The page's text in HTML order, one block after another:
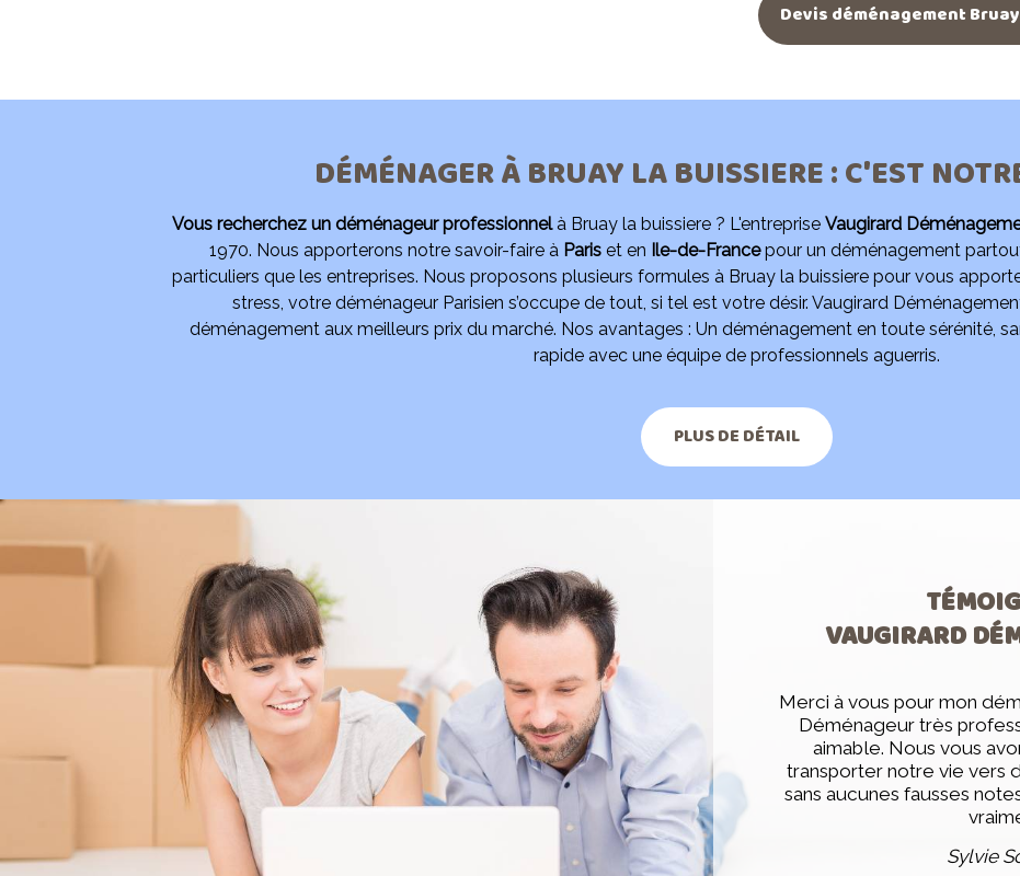
Devis déménagement
DÉMÉNAGER À BRUAY LA BUISSIERE : C'EST
Vous recherchez un déménageur professionnelà Bruay la buissiere ? L'entreprise Vaugirard
1970. Nous apporterons notre savoir-faire à Pariset en Ile-de-Francepour un déménagement
particuliers que les entreprises. Nous proposons plusieurs formules à Bruay la buissiere pour vous
stress, votre déménageur Parisien s’occupe de tout, si tel est votre désir. Vaugirard
déménagement aux meilleurs prix du marché. Nos avantages : Un déménagement en toute sérénité,
rapide avec une équipe de professionnels aguerris.
PLUS DE DÉTAIL
VAUGIRARD
Merci à vous pour mon
Déménageur très
aimable. Nous vous
transporter notre vie vers
sans aucunes fausses
Sylvie